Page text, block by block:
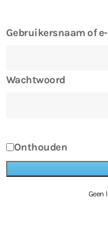
Gebruikersnaam of
Wachtwoord
Onthouden
Geen